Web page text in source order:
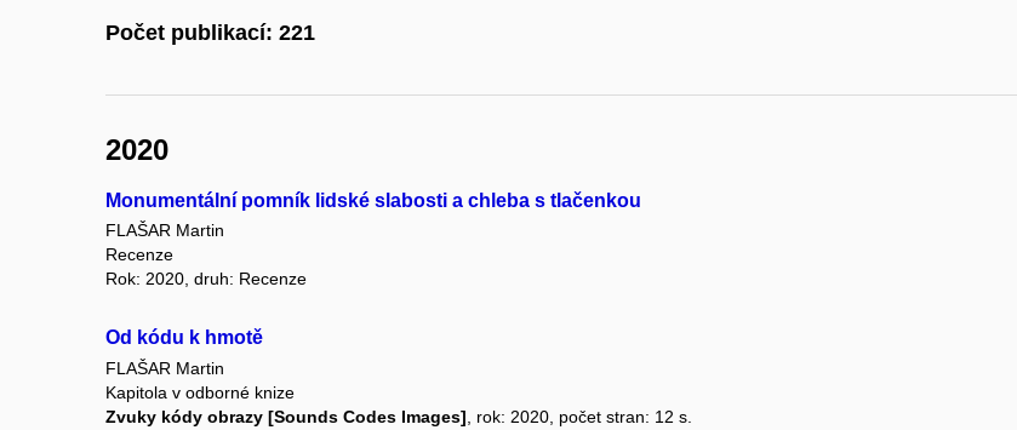
Počet publikací: 221
2020
Monumentální pomník lidské slabosti a chleba s tlačenkou
FLAŠAR Martin
Recenze
Rok: 2020, druh: Recenze
Od kódu k hmotě
FLAŠAR Martin
Kapitola v odborné knize
Zvuky kódy obrazy [Sounds Codes Images] , rok: 2020, počet stran: 12 s.